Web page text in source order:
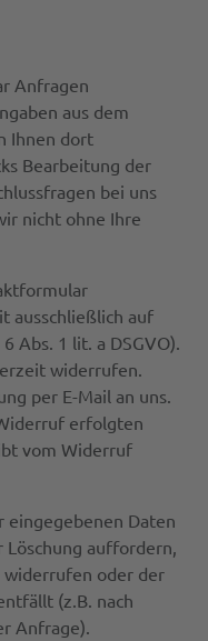
Anfragen
aus dem
Ihnen dort
Bearbeitung der
bei uns
nicht ohne Ihre
ausschließlich auf
Abs. 1 lit. a DSGVO).
widerrufen.
per E-Mail an uns.
erfolgten
vom Widerruf
eingegebenen Daten
Löschung auffordern,
widerrufen oder der
(z.B. nach
Anfrage).